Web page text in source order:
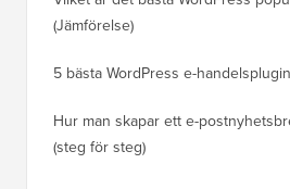
(Jämförelse)
5 bästa WordPress e-
Hur man skapar ett e-
(steg för steg)